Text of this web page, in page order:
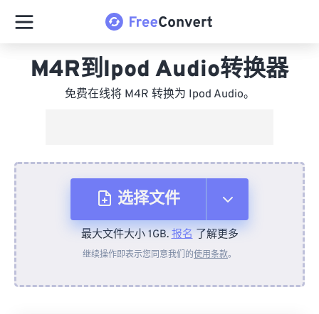
M4R到Ipod Audio转换器
免费在线将 M4R 转换为 Ipod Audio。
选择文件
从设备
最大文件大小 1GB.报名了解更多
继续操作即表示您同意我们的使用条款。